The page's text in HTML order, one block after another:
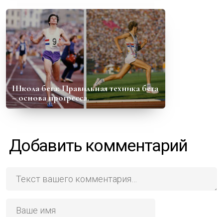
Школа бега: Правильная техника бега
– основа прогресса.
Добавить комментарий